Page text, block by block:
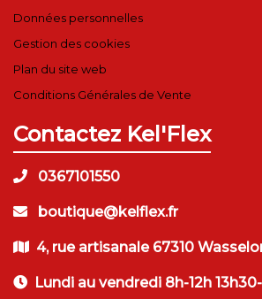
Données personnelles
Gestion des cookies
Plan du site web
Conditions Générales de Vente
Contactez Kel'Flex
0367101550
boutique@kelflex.fr
4, rue artisanale 67310
Lundi au vendredi 8h-12h